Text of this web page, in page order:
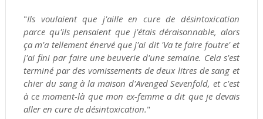
"Ils voulaient que j'aille en cure de désintoxication
parce qu'ils pensaient que j'étais déraisonnable, alors
ça m'a tellement énervé que j'ai dit 'Va te faire foutre' et
j'ai fini par faire une beuverie d'une semaine. Cela s'est
terminé par des vomissements de deux litres de sang et
chier du sang à la maison d'Avenged Sevenfold, et c'est
à ce moment-là que mon ex-femme a dit que je devais
aller en cure de désintoxication."